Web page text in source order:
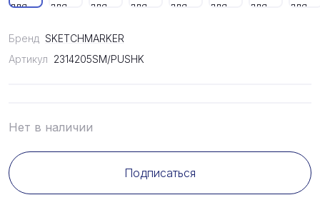
Бренд SKETCHMARKER
Артикул 2314205SM/PUSHK
Нет в наличии
Подписаться